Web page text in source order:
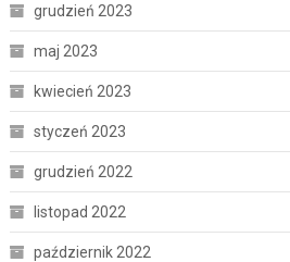
grudzień 2023
maj 2023
kwiecień 2023
styczeń 2023
grudzień 2022
listopad 2022
październik 2022